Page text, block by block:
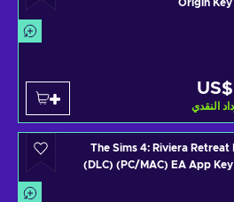
Origin Key
US$
النقدي
The Sims 4: Riviera Retreat
(DLC) (PC/MAC) EA App